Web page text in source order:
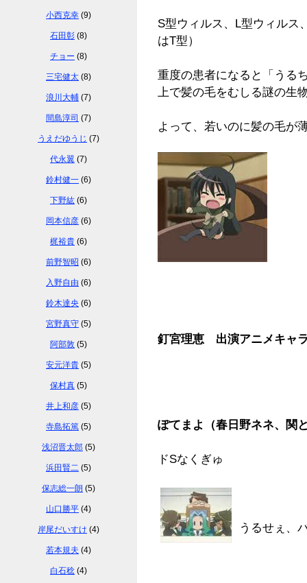
S型ウィルス、L型ウィルス
はT型）
重度の患者になると「うる
上で髪の毛をむしる謎の生
よって、若いのに髪の毛が
釘宮理恵 出演アニメキャ
ぽてまよ（春日野ネネ、関
ドSなくぎゅ
うるせぇ、
小西克幸 (9)
石田彰 (8)
チョー (8)
三宅健太 (8)
浪川大輔 (7)
間島淳司 (7)
うえだゆうじ (7)
代永翼 (7)
鈴村健一 (6)
下野紘 (6)
岡本信彦 (6)
梶裕貴 (6)
前野智昭 (6)
入野自由 (6)
鈴木達央 (6)
宮野真守 (5)
阿部敦 (5)
安元洋貴 (5)
保村真 (5)
井上和彦 (5)
寺島拓篤 (5)
浅沼晋太郎 (5)
浜田賢二 (5)
保志総一朗 (5)
山口勝平 (4)
岸尾だいすけ (4)
若本規夫 (4)
白石稔 (4)